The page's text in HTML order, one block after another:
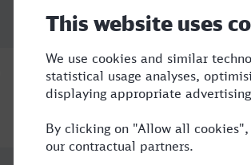
Gera Hbf
20.08.26
6:55